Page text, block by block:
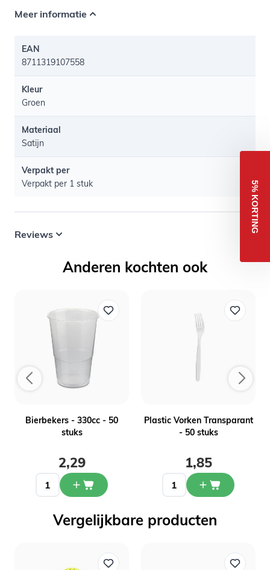
Meer informatie
EAN
8711319107558
Kleur
Groen
Materiaal
Satijn
Verpakt per
Verpakt per 1 stuk
Reviews
Anderen kochten ook
Bierbekers - 330cc - 50
stuks
2,29
Plastic Vorken Transparant
- 50 stuks
1,85
Vergelijkbare producten
5% KORTING